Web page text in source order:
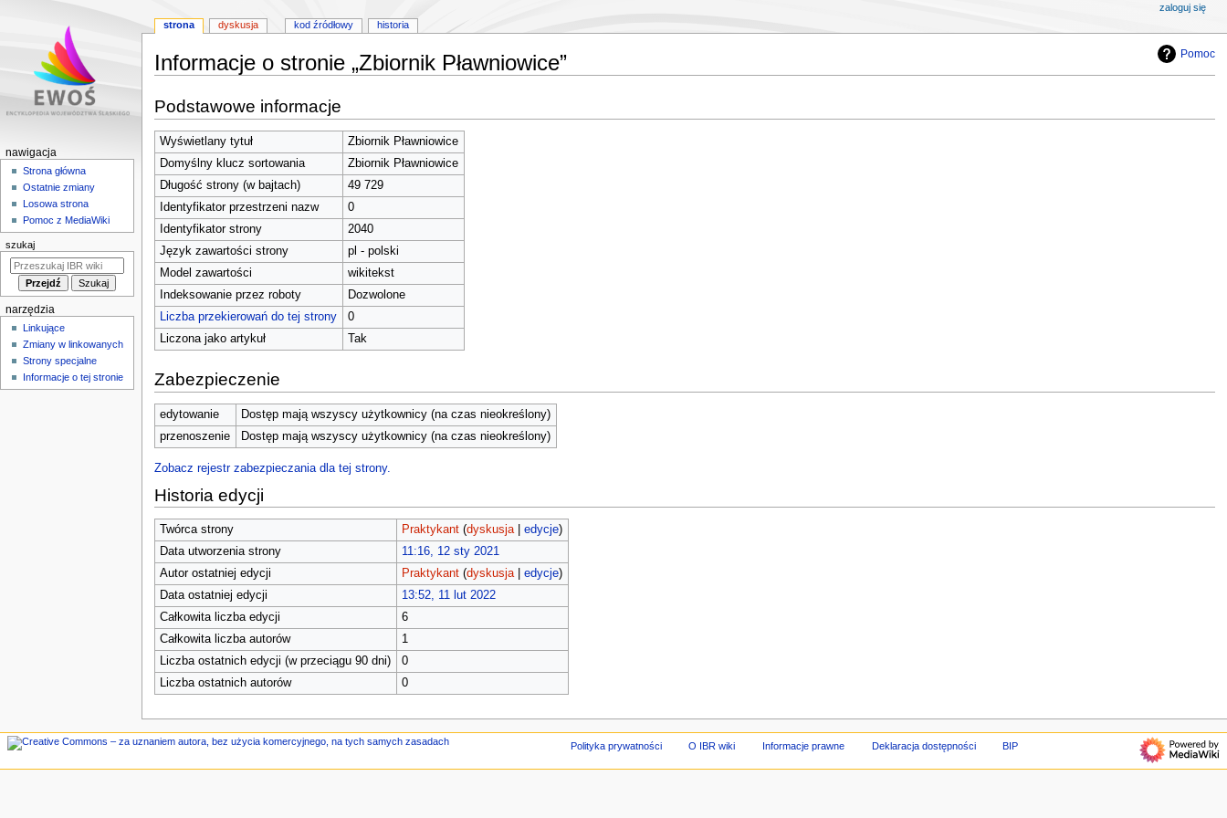
Pomoc
Informacje o stronie „Zbiornik Pławniowice”
do
nawigacji
do
wyszukiwania
Podstawowe informacje
Wyświetlany tytuł
Zbiornik Pławniowice
Domyślny klucz sortowania
Zbiornik Pławniowice
Długość strony (w bajtach)
49 729
Identyfikator przestrzeni nazw
0
Identyfikator strony
2040
Język zawartości strony
pl - polski
Model zawartości
wikitekst
Indeksowanie przez roboty
Dozwolone
Liczba przekierowań do tej strony
0
Liczona jako artykuł
Tak
Zabezpieczenie
edytowanie
Dostęp mają wszyscy użytkownicy (na czas nieokreślony)
przenoszenie
Dostęp mają wszyscy użytkownicy (na czas nieokreślony)
Zobacz rejestr zabezpieczania dla tej strony.
Historia edycji
Twórca strony Praktykant (dyskusja| edycje)
Data utworzenia strony
11:16, 12 sty 2021
Autor ostatniej edycji
Praktykant (dyskusja| edycje)
Data ostatniej edycji
13:52, 11 lut 2022
Całkowita liczba edycji
6
Całkowita liczba autorów
1
Liczba ostatnich edycji (w przeciągu 90 dni)
0
Liczba ostatnich autorów
0
M
n
a
w
i
g
j
strona dyskusja kod źródłowy historia
zaloguj się
nawigacja
Strona główna
Ostatnie zmiany
Losowa strona
Pomoc z MediaWiki
szukaj
narzędzia
Linkujące
Zmiany w linkowanych
Strony specjalne
Informacje o tej stronie
Polityka prywatności O IBR wiki Informacje prawne Deklaracja dostępności BIP